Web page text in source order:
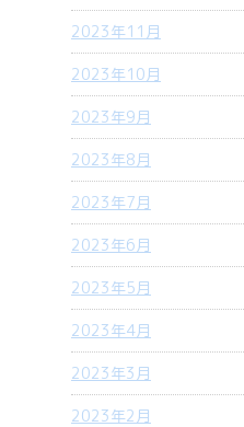
2023年11月
2023年10月
2023年9月
2023年8月
2023年7月
2023年6月
2023年5月
2023年4月
2023年3月
2023年2月